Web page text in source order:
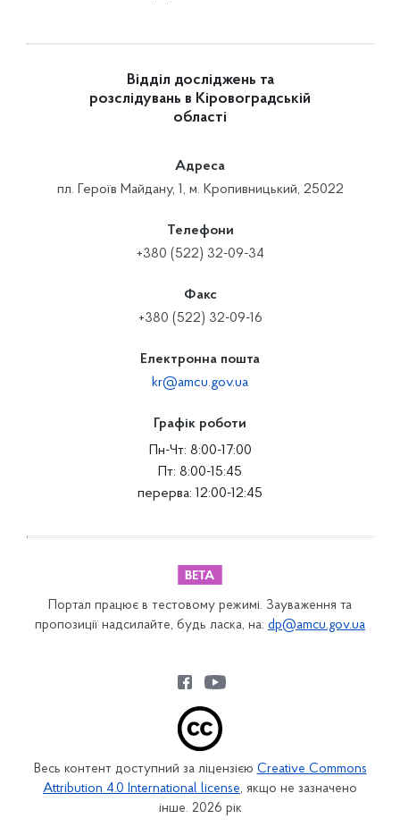
Відділ досліджень та
розслідувань в Кіровоградській
області
Адреса
пл. Героїв Майдану, 1, м. Кропивницький, 25022
Телефони
+380 (522) 32-09-34
Факс
+380 (522) 32-09-16
Електронна пошта
kr@amcu.gov.ua
Графік роботи
Пн-Чт: 8:00-17:00
Пт: 8:00-15:45
перерва: 12:00-12:45
Портал працює в тестовому режимі. Зауваження та
пропозиції надсилайте, будь ласка, на: dp@amcu.gov.ua
Весь контент доступний за ліцензією Creative Commons
Attribution 4.0 International license, якщо не зазначено
інше. 2026 рік